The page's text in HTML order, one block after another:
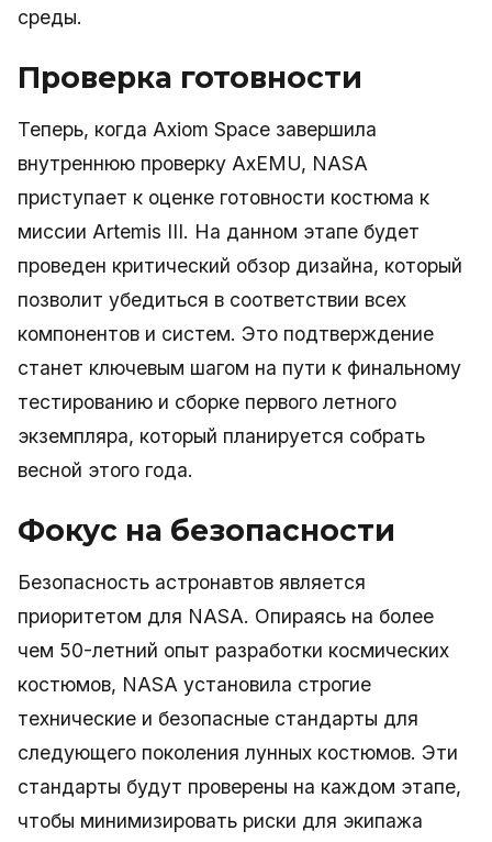
среды.
Проверка готовности
Теперь, когда Axiom Space завершила
внутреннюю проверку AxEMU, NASA
приступает к оценке готовности костюма к
миссии Artemis III. На данном этапе будет
проведен критический обзор дизайна, который
позволит убедиться в соответствии всех
компонентов и систем. Это подтверждение
станет ключевым шагом на пути к финальному
тестированию и сборке первого летного
экземпляра, который планируется собрать
весной этого года.
Фокус на безопасности
Безопасность астронавтов является
приоритетом для NASA. Опираясь на более
чем 50-летний опыт разработки космических
костюмов, NASA установила строгие
технические и безопасные стандарты для
следующего поколения лунных костюмов. Эти
стандарты будут проверены на каждом этапе,
чтобы минимизировать риски для экипажа